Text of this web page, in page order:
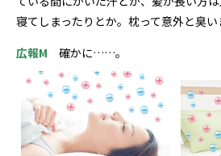
寝てしまったりとか。枕って意外と臭い
広報M 確かに……。